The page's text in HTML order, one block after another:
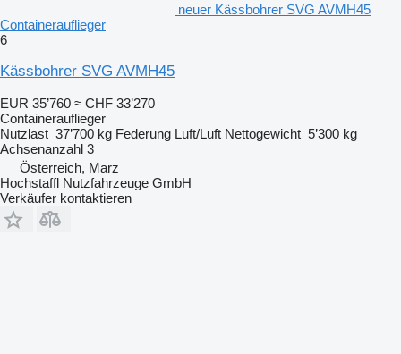
neuer Kässbohrer SVG AVMH45
Containerauflieger
6
Kässbohrer SVG AVMH45
EUR 35’760 ≈ CHF 33’270
Containerauflieger
Nutzlast 37’700 kg Federung Luft/Luft Nettogewicht 5’300 kg
Achsenanzahl 3
Österreich, Marz
Hochstaffl Nutzfahrzeuge GmbH
Verkäufer kontaktieren